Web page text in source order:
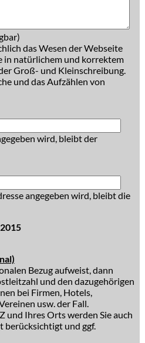
das Wesen der Webseite
in natürlichem und korrektem
Groß- und Kleinschreibung.
und das Aufzählen von
wird, bleibt der
angegeben wird, bleibt die
Bezug aufweist, dann
und den dazugehörigen
bei Firmen, Hotels,
usw. der Fall.
und Ihres Orts werden Sie auch
berücksichtigt und ggf.